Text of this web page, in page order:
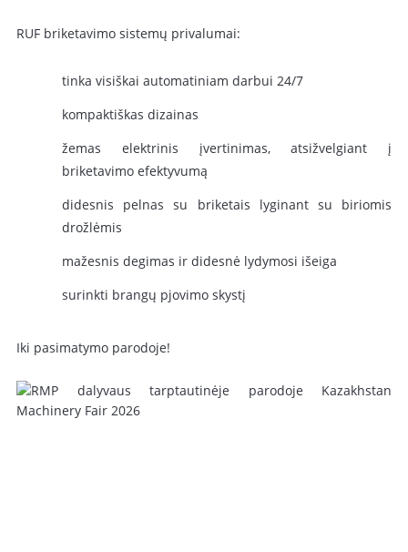
RUF briketavimo sistemų privalumai:
tinka visiškai automatiniam darbui 24/7
kompaktiškas dizainas
žemas elektrinis įvertinimas, atsižvelgiant į
briketavimo efektyvumą
didesnis pelnas su briketais lyginant su biriomis
drožlėmis
mažesnis degimas ir didesnė lydymosi išeiga
surinkti brangų pjovimo skystį
Iki pasimatymo parodoje!